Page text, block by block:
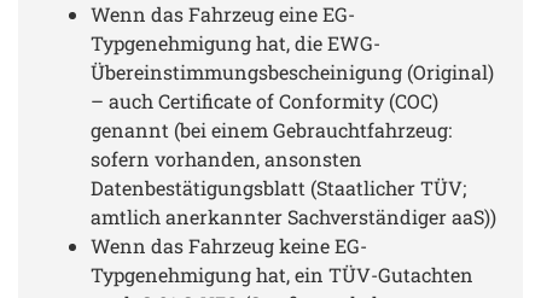
Wenn das Fahrzeug eine EG-
Typgenehmigung hat, die EWG-
Übereinstimmungsbescheinigung (Original)
– auch Certificate of Conformity (COC)
genannt (bei einem Gebrauchtfahrzeug:
sofern vorhanden, ansonsten
Datenbestätigungsblatt (Staatlicher TÜV;
amtlich anerkannter Sachverständiger aaS))
Wenn das Fahrzeug keine EG-
Typgenehmigung hat, ein TÜV-Gutachten